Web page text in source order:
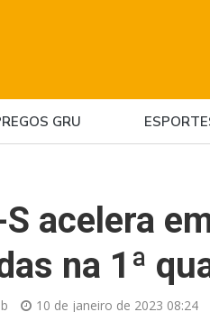
GRU
S acelera
na 1ª
10 de janeiro de 2023 08:24